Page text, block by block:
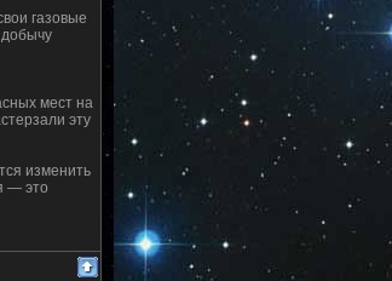
газовые
добычу
мест на
эту
изменить
— это